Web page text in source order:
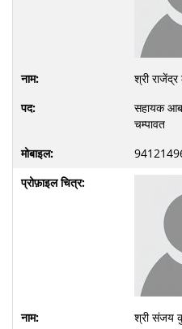
श्री
सहायक
चम्पावत
श्री संजय